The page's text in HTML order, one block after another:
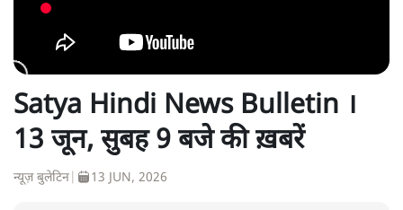
Satya Hindi News Bulletin ।
13 जून, सुबह 9 बजे की ख़बरें
न्यूज़ बुलेटिन 13 JUN, 2026